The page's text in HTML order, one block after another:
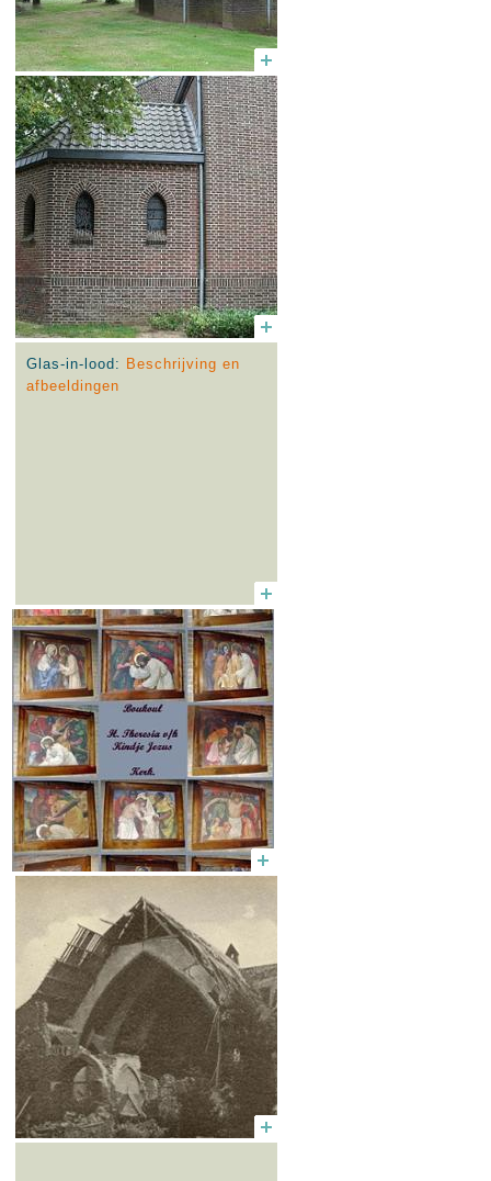
Glas-in-lood: Beschrijving en
afbeeldingen